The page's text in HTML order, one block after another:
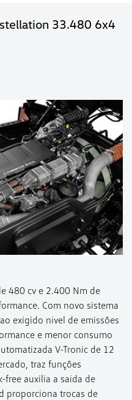
33.480 6x4
480 cv e 2.400 Nm de
Com novo sistema
exigido nível de emissões
e menor consumo
V-Tronic de 12
traz funções
free auxilia a saída de
proporciona trocas de